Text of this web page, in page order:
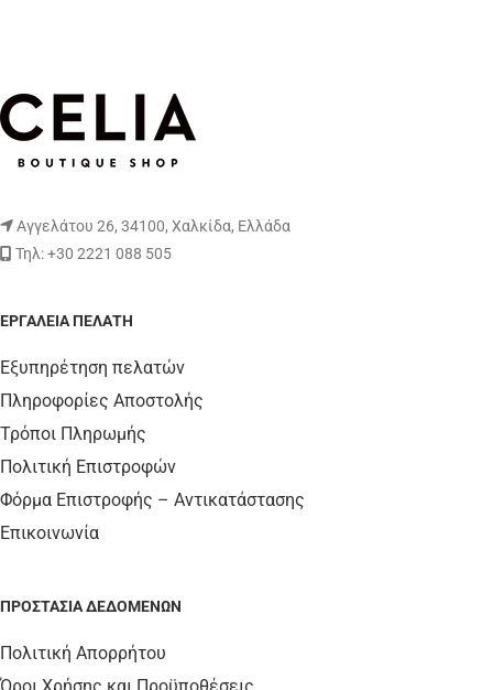
Αγγελάτου 26, 34100, Χαλκίδα, Ελλάδα
Τηλ: +30 2221 088 505
ΕΡΓΑΛΕΊΑ ΠΕΛΆΤΗ
Εξυπηρέτηση πελατών
Πληροφορίες Αποστολής
Τρόποι Πληρωμής
Πολιτική Επιστροφών
Φόρμα Επιστροφής – Αντικατάστασης
Επικοινωνία
ΠΡΟΣΤΑΣΊΑ ΔΕΔΟΜΈΝΩΝ
Πολιτική Απορρήτου